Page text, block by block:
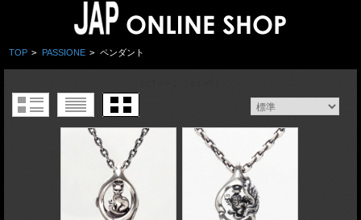
TOP > PASSIONE > ペンダント